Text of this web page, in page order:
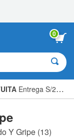
0
Entrega S/234.00 »
Y Gripe (13)